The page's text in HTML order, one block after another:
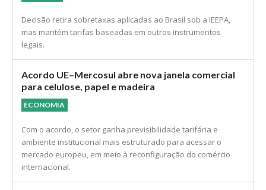
Decisão retira sobretaxas aplicadas ao Brasil sob a IEEPA,
mas mantém tarifas baseadas em outros instrumentos
legais.
Acordo UE–Mercosul abre nova janela comercial
para celulose, papel e madeira
ECONOMIA
Com o acordo, o setor ganha previsibilidade tarifária e
ambiente institucional mais estruturado para acessar o
mercado europeu, em meio à reconfiguração do comércio
internacional.